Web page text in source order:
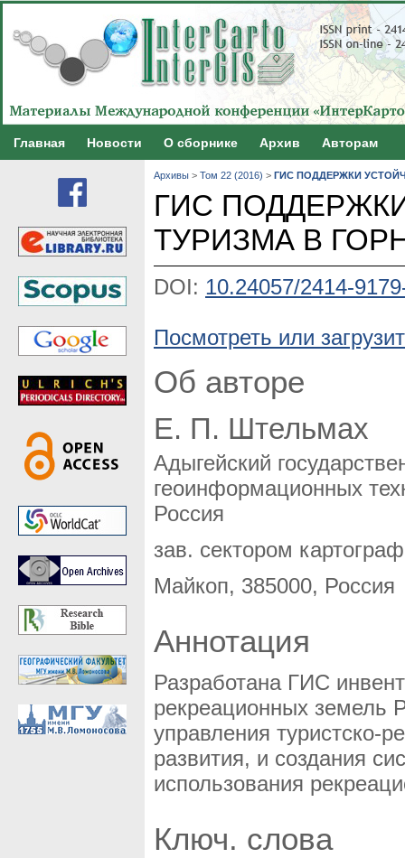
Главная Новости О сборнике Архив Авторам
Архивы > Том 22 (2016) > ГИС ПОДДЕРЖКИ
ГИС
ТУРИЗМА В
DOI: 10.24057/2414-
Посмотреть или
Об авторе
Е. П. Штельмах
Адыгейский
геоинформационных
Россия
зав. сектором
Майкоп, 385000, Россия
Аннотация
Разработана ГИС
рекреационных земель
управления туристско-
развития, и создания
использования
Ключ. слова